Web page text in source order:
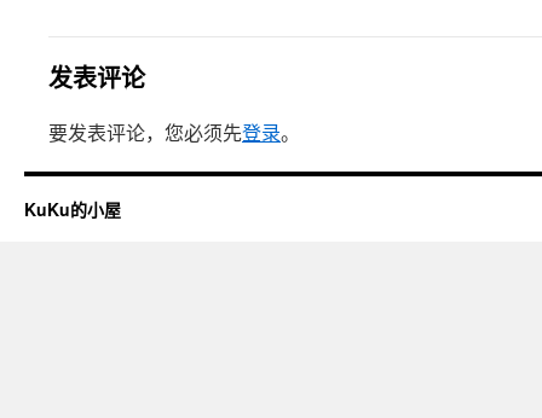
发表评论
要发表评论，您必须先登录。
KuKu的小屋